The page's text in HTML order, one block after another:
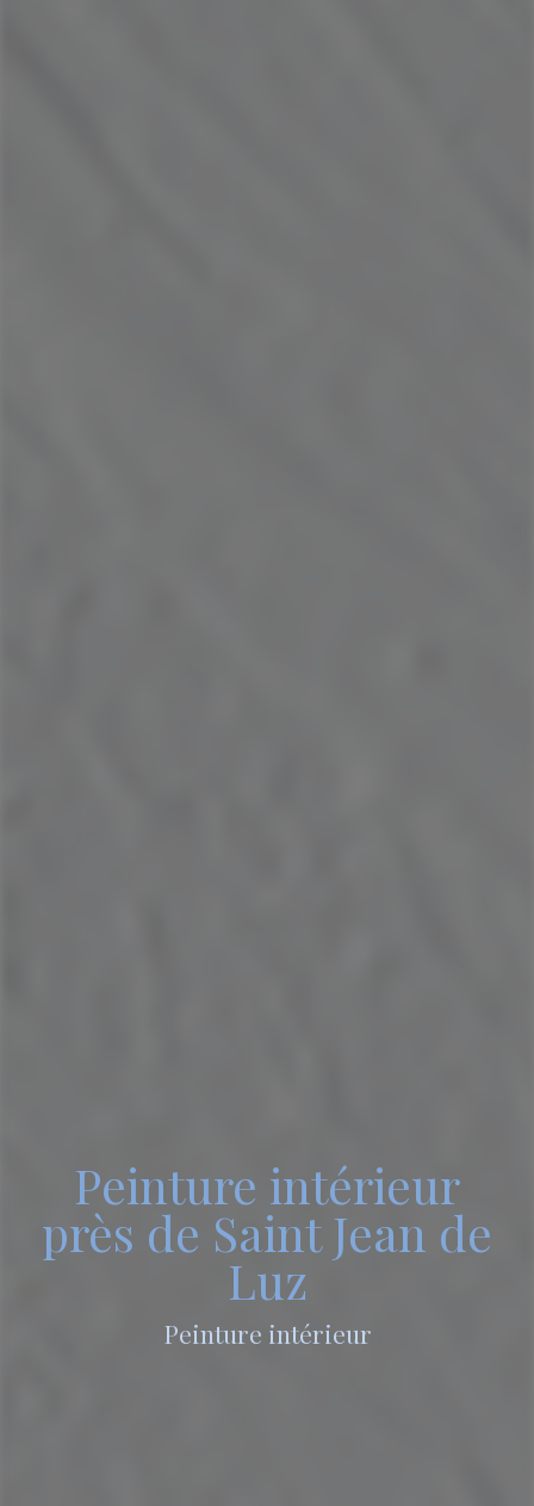
Peinture intérieur
près de Saint Jean de
Luz
Peinture intérieur